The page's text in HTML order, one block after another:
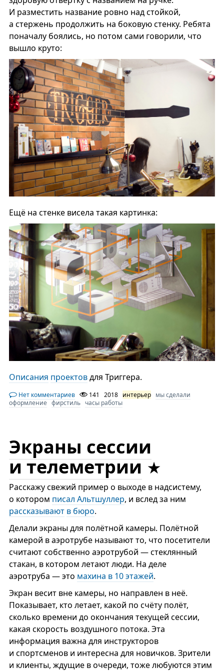
И разместить название ровно над стойкой,
а стержень продолжить на боковую стенку. Ребята
поначалу боялись, но потом сами говорили, что
вышло круто:
Ещё на стенке висела такая картинка:
Описания проектовдля Триггера.
Нет комментариев 141 2018 интерьер мы сделали
оформление фирстиль часы работы
Экраны сессии
и телеметрии
Расскажу свежий пример о выходе в надсистему,
о котором писал Альтшуллер, и вслед за ним
рассказывают в бюро.
Делали экраны для полётной камеры. Полётной
камерой в аэротрубе называют то, что посетители
считают собственно аэротрубой — стеклянный
стакан, в котором летают люди. На деле
аэротруба — это махина в 10 этажей.
Экран весит вне камеры, но направлен в неё.
Показывает, кто летает, какой по счёту полёт,
сколько времени до окончания текущей сессии,
какая скорость воздушного потока. Эта
информация важна для инструкторов
и спортсменов и интересна для новичков. Зрители
и клиенты, ждущие в очереди, тоже любуются этим